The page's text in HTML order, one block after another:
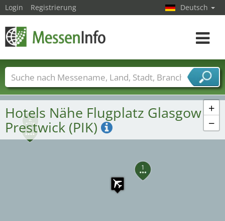
1
2
3
+
−
Hotels Nähe Flugplatz Glasgow
Prestwick (PIK)
Login Registrierung Deutsch
Toggle
Messenamen Länder Städte
Branchen
Dienstleisterbranchen